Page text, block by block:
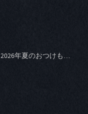
【お漬物がお得な日】2026年夏のおつけものデー開催